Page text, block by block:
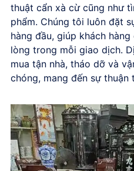
thuật cẩn xà cừ cũng như
phẩm. Chúng tôi luôn đặt
hàng đầu, giúp khách
lòng trong mỗi giao dịch.
mua tận nhà, tháo dỡ và
chóng, mang đến sự